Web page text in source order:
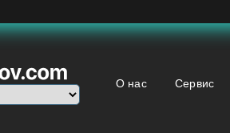
О нас Сервис